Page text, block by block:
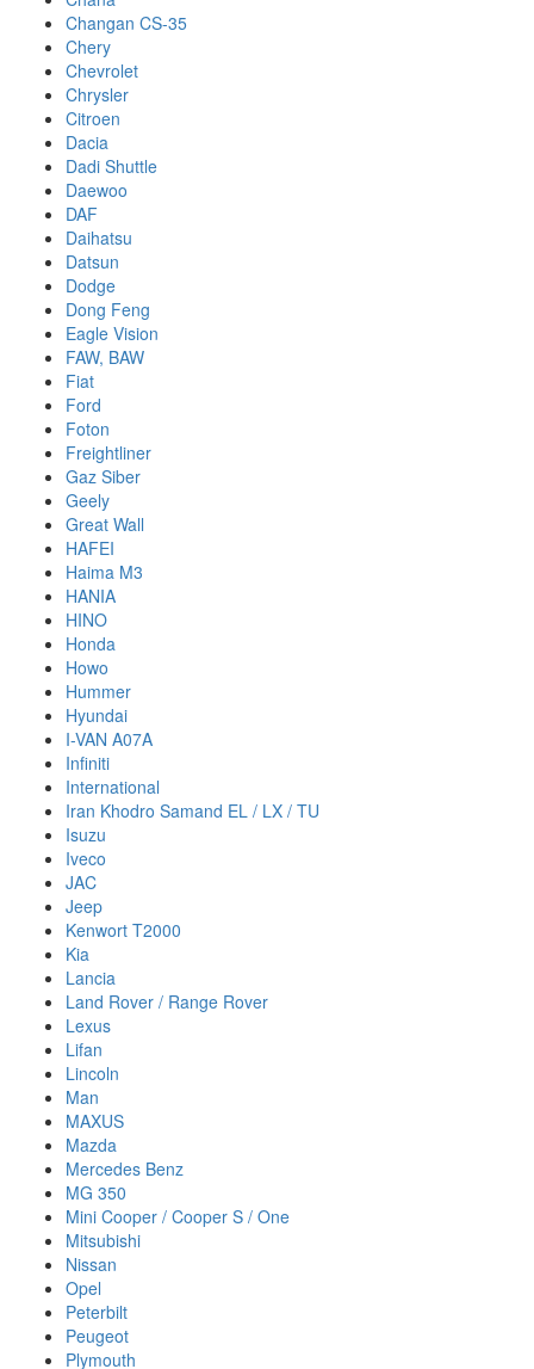
Changan CS-35
Chery
Chevrolet
Chrysler
Citroen
Dacia
Dadi Shuttle
Daewoo
DAF
Daihatsu
Datsun
Dodge
Dong Feng
Eagle Vision
FAW, BAW
Fiat
Ford
Foton
Freightliner
Gaz Siber
Geely
Great Wall
HAFEI
Haima M3
HANIA
HINO
Honda
Howo
Hummer
Hyundai
I-VAN A07A
Infiniti
International
Iran Khodro Samand EL / LX / TU
Isuzu
Iveco
JAC
Jeep
Kenwort T2000
Kia
Lancia
Land Rover / Range Rover
Lexus
Lifan
Lincoln
Man
MAXUS
Mazda
Mercedes Benz
MG 350
Mini Cooper / Cooper S / One
Mitsubishi
Nissan
Opel
Peterbilt
Peugeot
Plymouth